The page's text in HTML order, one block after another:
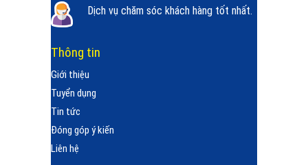
Dịch vụ chăm sóc khách hàng tốt nhất.
Thông tin
Giới thiệu
Tuyển dụng
Tin tức
Đóng góp ý kiến
Liên hệ